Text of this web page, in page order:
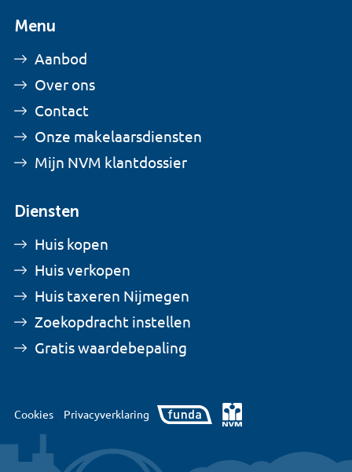
Menu
Aanbod
Over ons
Contact
Onze makelaarsdiensten
Mijn NVM klantdossier
Diensten
Huis kopen
Huis verkopen
Huis taxeren Nijmegen
Zoekopdracht instellen
Gratis waardebepaling
Cookies Privacyverklaring